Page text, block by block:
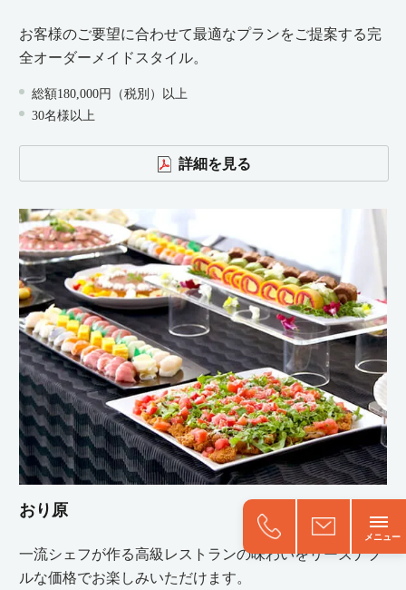
お客様のご要望に合わせて最適なプランをご提案する完
全オーダーメイドスタイル。
総額180,000円（税別）以上
30名様以上
詳細を見る
おり原
一流シェフが作る高級レストランの味わいをリーズナブ
ルな価格でお楽しみいただけます。